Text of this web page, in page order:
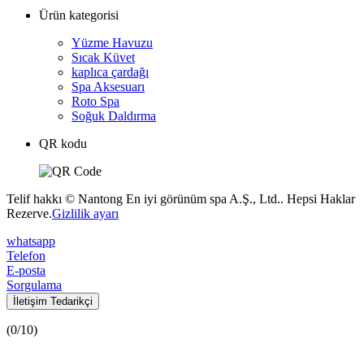
Ürün kategorisi
Yüzme Havuzu
Sıcak Küvet
kaplıca çardağı
Spa Aksesuarı
Roto Spa
Soğuk Daldırma
QR kodu
Telif hakkı © Nantong En iyi görünüm spa A.Ş., Ltd.. Hepsi Haklar
Rezerve.Gizlilik ayarı
whatsapp
Telefon
E-posta
Sorgulama
İletişim Tedarikçi
(0/10)